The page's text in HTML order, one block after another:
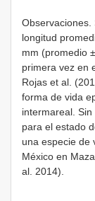
Observaciones.
longitud
mm (promedio
primera vez en
Rojas et al.
forma de vida
intermareal.
para el estado
una especie de
México en
al. 2014).